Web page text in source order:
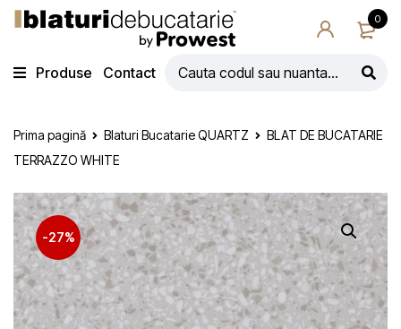
0
Produse Contact
Prima pagină Blaturi Bucatarie QUARTZ
BLAT DE BUCATARIE
TERRAZZO WHITE
-27%